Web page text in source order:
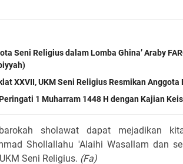
Seni Religius dalam Lomba Ghina’ Araby
XXVII, UKM Seni Religius Resmikan Anggota
1 Muharram 1448 H dengan Kajian
sholawat dapat mejadikan
Shollallahu 'Alaihi Wasallam dan
Seni Religius. (Fa)